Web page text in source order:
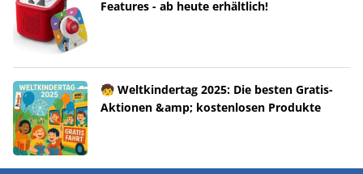
Features - ab heute erhältlich!
🧒 Weltkindertag 2025: Die besten Gratis-
Aktionen &amp; kostenlosen Produkte